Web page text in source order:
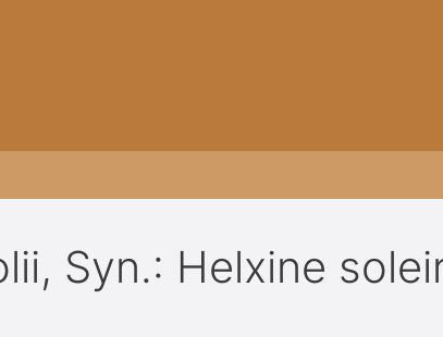
Syn.: Helxine